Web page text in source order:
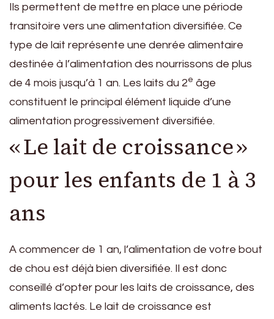
Ils permettent de mettre en place une période
transitoire vers une alimentation diversifiée. Ce
type de lait représente une denrée alimentaire
destinée à l’alimentation des nourrissons de plus
de 4 mois jusqu’à 1 an. Les laits du 2e âge
constituent le principal élément liquide d’une
alimentation progressivement diversifiée.
« Le lait de croissance »
pour les enfants de 1 à 3
ans
A commencer de 1 an, l’alimentation de votre bout
de chou est déjà bien diversifiée. Il est donc
conseillé d’opter pour les laits de croissance, des
aliments lactés. Le lait de croissance est